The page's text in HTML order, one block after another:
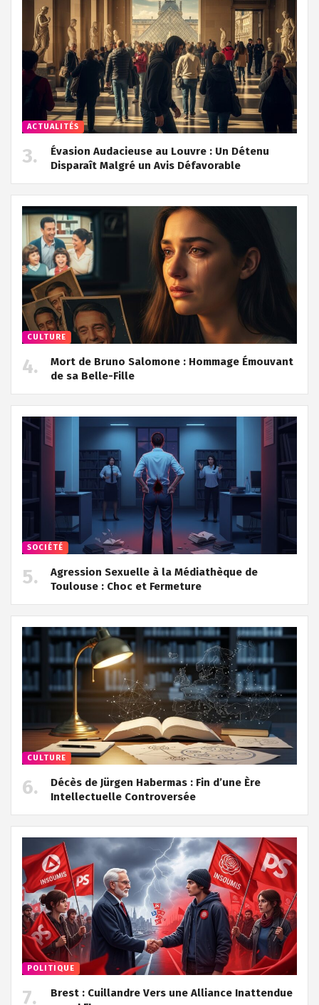
ACTUALITÉS
Évasion Audacieuse au Louvre : Un Détenu
Disparaît Malgré un Avis Défavorable
CULTURE
Mort de Bruno Salomone : Hommage Émouvant
de sa Belle-Fille
SOCIÉTÉ
Agression Sexuelle à la Médiathèque de
Toulouse : Choc et Fermeture
CULTURE
Décès de Jürgen Habermas : Fin d’une Ère
Intellectuelle Controversée
POLITIQUE
Brest : Cuillandre Vers une Alliance Inattendue